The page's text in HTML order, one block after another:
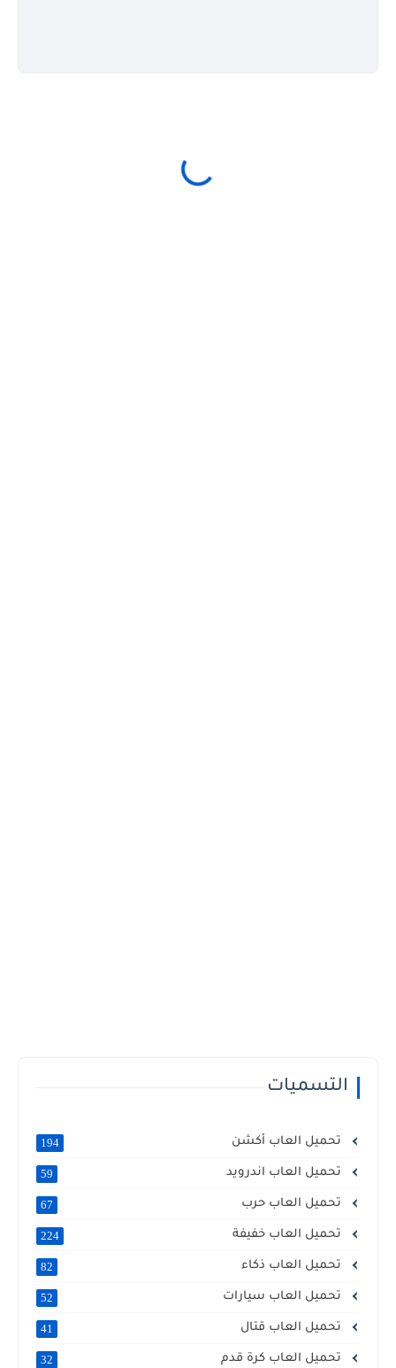
التسميات
تحميل العاب أكشن 194
تحميل العاب اندرويد 59
تحميل العاب حرب 67
تحميل العاب خفيفة 224
تحميل العاب ذكاء 82
تحميل العاب سيارات 52
تحميل العاب قتال 41
تحميل العاب كرة قدم 32